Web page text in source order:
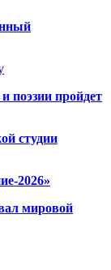
поэзии пройдет
студии
2026»
мировой